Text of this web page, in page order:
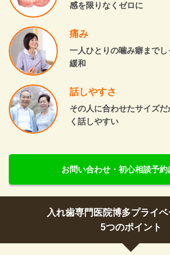
感を限りなくゼロに
痛み
一人ひとりの噛み癖まで
緩和
話しやすさ
その人に合わせたサイズだ
く話しやすい
お問い合わせ・初心相談予約
入れ歯専門医院博多プライ
5つのポイント